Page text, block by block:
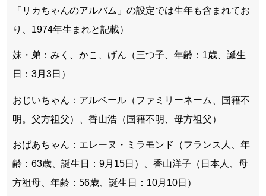
「リカちゃんのアルバム」の設定では生年も含まれてお
り、1974年生まれと記載）
妹・弟：みく、かこ、げん（三つ子、年齢：1歳、誕生
日：3月3日 ）
おじいちゃん：アルベール（ファミリーネーム、国籍不
明。父方祖父）
、香山浩（国籍不明、母方祖父）
おばあちゃん：エレーヌ・ミラモンド（フランス人、年
齢：63歳、誕生日：9月15日 ）、香山洋子（日本人、母
方祖母、年齢：56歳、誕生日：10月10日 ）